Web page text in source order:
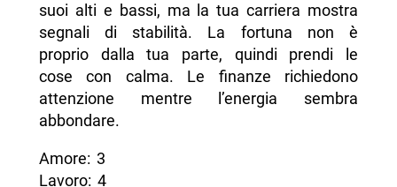
suoi alti e bassi, ma la tua carriera mostra
segnali di stabilità. La fortuna non è
proprio dalla tua parte, quindi prendi le
cose con calma. Le finanze richiedono
attenzione mentre l’energia sembra
abbondare.
Amore: 3
Lavoro: 4